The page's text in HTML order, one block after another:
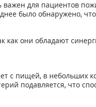
для пациентов
было обнаружено,
они обладают
с пищей, в небольших
подавляется, что